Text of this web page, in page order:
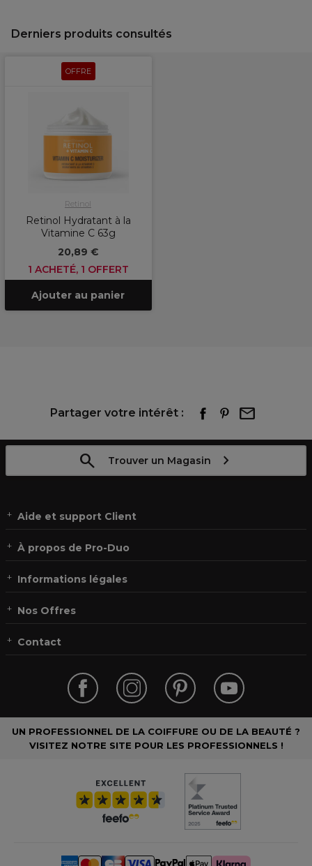
Derniers produits consultés
OFFRE
Retinol
Retinol Hydratant à la
Vitamine C 63g
20,89 €
1 ACHETÉ, 1 OFFERT
Ajouter au panier
Partager votre intérêt :
Trouver un Magasin
Aide et support Client
À propos de Pro-Duo
Informations légales
Nos Offres
Contact
UN PROFESSIONNEL DE LA COIFFURE OU DE LA BEAUTÉ ?
VISITEZ NOTRE SITE POUR LES PROFESSIONNELS !